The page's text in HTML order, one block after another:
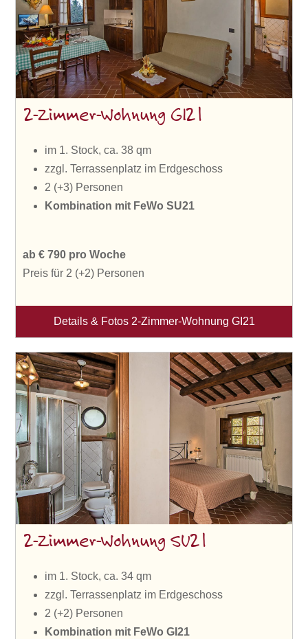
2-Zimmer-Wohnung GI21
im 1. Stock, ca. 38 qm
zzgl. Terrassenplatz im Erdgeschoss
2 (+3) Personen
Kombination mit FeWo SU21
ab € 790 pro Woche
Preis für 2 (+2) Personen
Details & Fotos 2-Zimmer-Wohnung GI21
2-Zimmer-Wohnung SU21
im 1. Stock, ca. 34 qm
zzgl. Terrassenplatz im Erdgeschoss
2 (+2) Personen
Kombination mit FeWo GI21